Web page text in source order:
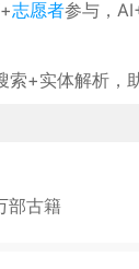
志愿者参与，
+实体解析，助
部古籍